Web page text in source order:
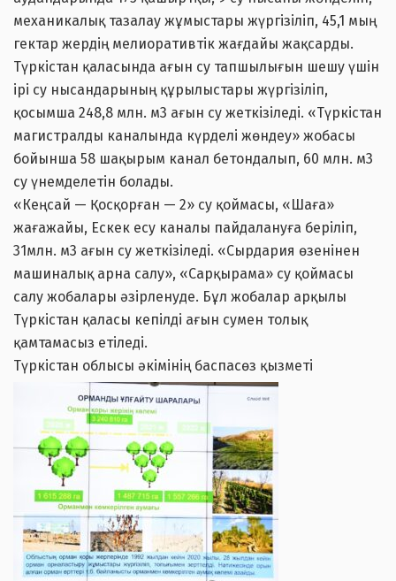
механикалық тазалау жұмыстары жүргізіліп, 45,1 мың
гектар жердің мелиоративтік жағдайы жақсарды.
Түркістан қаласында ағын су тапшылығын шешу үшін
ірі су нысандарының құрылыстары жүргізіліп,
қосымша 248,8 млн. м3 ағын су жеткізіледі. «Түркістан
магистралды каналында күрделі жөндеу» жобасы
бойынша 58 шақырым канал бетондалып, 60 млн. м3
су үнемделетін болады.
«Кеңсай — Қосқорған — 2» су қоймасы, «Шаға»
жағажайы, Ескек есу каналы пайдалануға беріліп,
31млн. м3 ағын су жеткізіледі. «Сырдария өзенінен
машиналық арна салу», «Сарқырама» су қоймасы
салу жобалары әзірленуде. Бұл жобалар арқылы
Түркістан қаласы кепілді ағын сумен толық
қамтамасыз етіледі.
Түркістан облысы әкімінің баспасөз қызметі